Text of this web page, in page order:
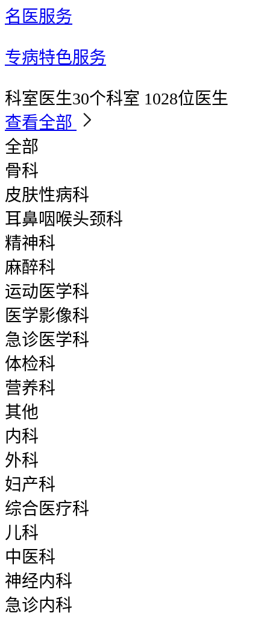
名医服务
专病特色服务
科室医生30个科室 1028位医生
查看全部
全部
骨科
皮肤性病科
耳鼻咽喉头颈科
精神科
麻醉科
运动医学科
医学影像科
急诊医学科
体检科
营养科
其他
内科
外科
妇产科
综合医疗科
儿科
中医科
神经内科
急诊内科